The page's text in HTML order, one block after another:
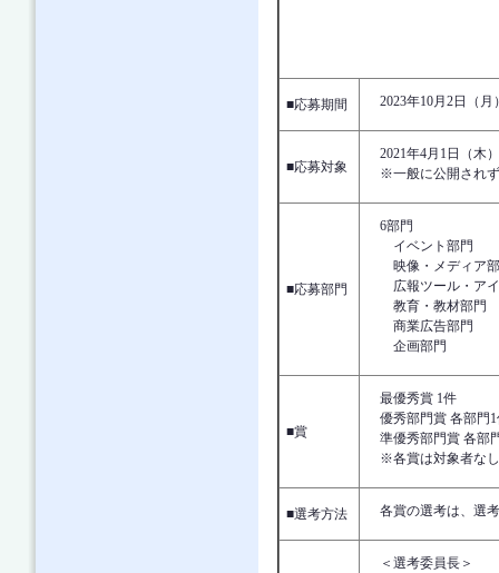
■応募期間 2023年10
■応募対象
2021年4月1日（木
※一般に公開されず
■応募部門
6部門
イベント部門
映像・メディア
広報ツール・アイ
教育・教材部門
商業広告部門
企画部門
■賞
最優秀賞 1件
優秀部門賞 各部門1
準優秀部門賞 各部
※各賞は対象者な
■選考方法 各賞の選考は、選
＜選考委員長＞